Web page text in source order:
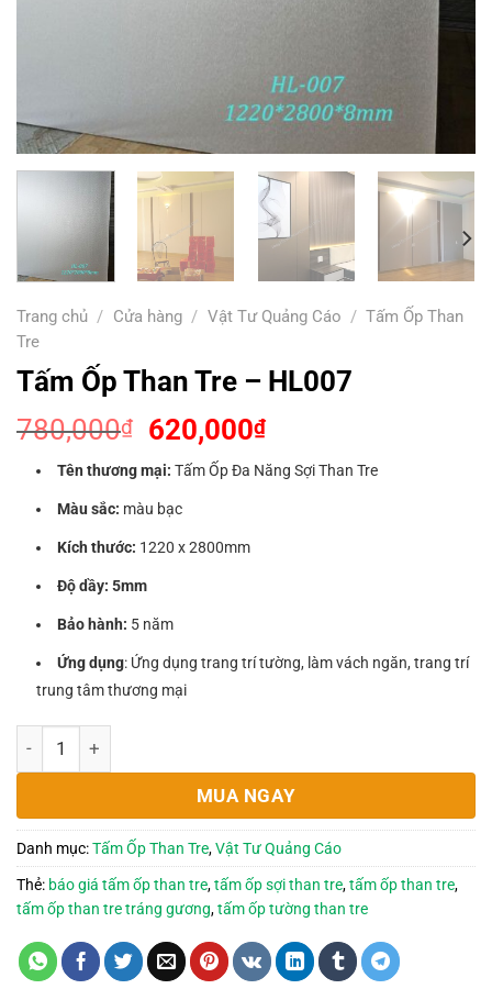
Trang chủ / Cửa hàng / Vật Tư Quảng Cáo / Tấm Ốp Than
Tre
Tấm Ốp Than Tre – HL007
780,000₫
Giá
gốc
là:
780,000₫.
620,000₫Giá
hiện
tại
Tên thương mại: Tấm Ốp Đa Năng Sợi Than Tre
Màu sắc: màu bạc
Kích thước: 1220 x 2800mm
Độ dầy: 5mm
Bảo hành: 5 năm
Ứng dụng: Ứng dụng trang trí tường, làm vách ngăn, trang trí
trung tâm thương mại
Tấm Ốp Than Tre - HL007 số lượng
MUA NGAY
Danh mục:Tấm Ốp Than Tre,Vật Tư Quảng Cáo
Thẻ: báo giá tấm ốp than tre,tấm ốp sợi than tre,tấm ốp than tre,
tấm ốp than tre tráng gương,tấm ốp tường than tre